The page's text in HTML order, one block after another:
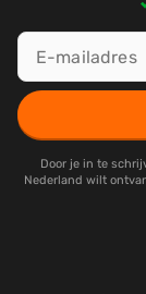
Door je in te
Nederland wilt